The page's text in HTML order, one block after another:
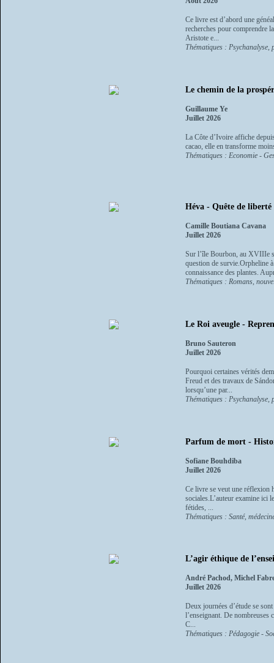
Ce livre est d’abord une
recherches pour comprendre
Aristote e...
Thématiques : Psychanalyse,
Le chemin de la
Guillaume Ye
Juillet 2026
La Côte d’Ivoire affiche
cacao, elle en transforme
Thématiques : Economie -
Héva - Quête de liberté
Camille Boutiana Cavana
Juillet 2026
Sur l’île Bourbon, au XVIIIe
question de survie.Orpheline à
connaissance des plantes.
Thématiques : Romans,
Le Roi aveugle -
Bruno Sauteron
Juillet 2026
Pourquoi certaines vérités
Freud et des travaux de
lorsqu’une par...
Thématiques : Psychanalyse,
Parfum de mort -
Sofiane Bouhdiba
Juillet 2026
Ce livre se veut une réflexion
sociales.L’auteur examine ici
fétides, ...
Thématiques : Santé,
L’agir éthique de
André Pachod, Michel
Juillet 2026
Deux journées d’étude se
l’enseignant. De nombreuses
C...
Thématiques : Pédagogie -